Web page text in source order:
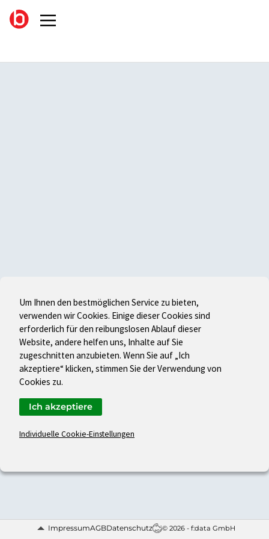
ImpressumAGBDatenschutz © 2026 - f:data GmbH
Um Ihnen den bestmöglichen Service zu bieten,
verwenden wir Cookies. Einige dieser Cookies sind
erforderlich für den reibungslosen Ablauf dieser
Website, andere helfen uns, Inhalte auf Sie
zugeschnitten anzubieten. Wenn Sie auf „Ich
akzeptiere“ klicken, stimmen Sie der Verwendung von
Cookies zu.
Individuelle Cookie-Einstellungen
Ich akzeptiere